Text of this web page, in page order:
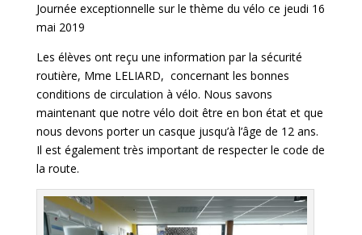
Journée exceptionnelle sur le thème du vélo ce jeudi 16
mai 2019
Les élèves ont reçu une information par la sécurité
routière, Mme LELIARD, concernant les bonnes
conditions de circulation à vélo. Nous savons
maintenant que notre vélo doit être en bon état et que
nous devons porter un casque jusqu’à l’âge de 12 ans.
Il est également très important de respecter le code de
la route.